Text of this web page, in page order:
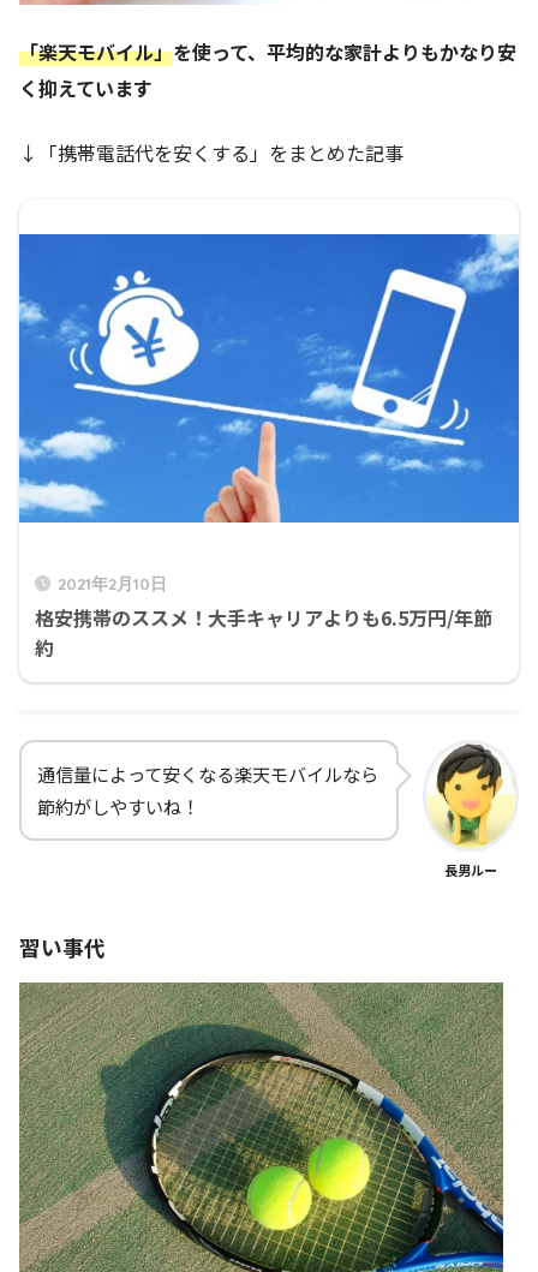
「楽天モバイル」を使って、平均的な家計よりもかなり安
く抑えています
↓「携帯電話代を安くする」をまとめた記事
2021年2月10日
格安携帯のススメ！大手キャリアよりも6.5万円/年節
約
通信量によって安くなる楽天モバイルなら
節約がしやすいね！
長男ルー
習い事代